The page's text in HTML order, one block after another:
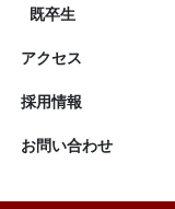
既卒生
アクセス
採用情報
お問い合わせ